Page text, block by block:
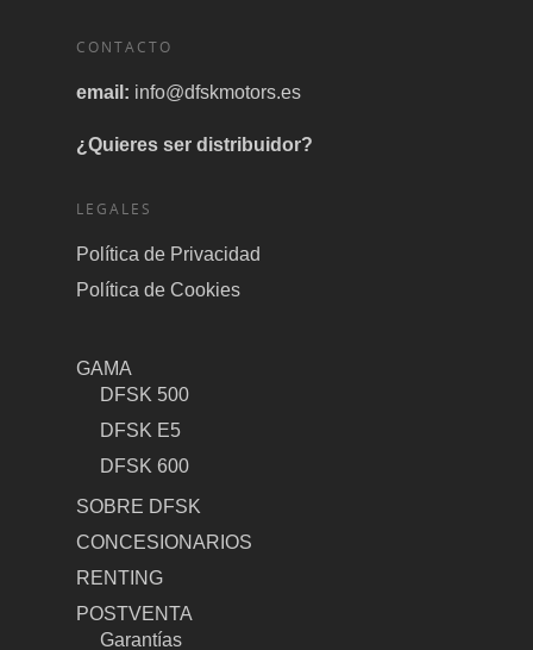
CONTACTO
email: info@dfskmotors.es
¿Quieres ser distribuidor?
LEGALES
Política de Privacidad
Política de Cookies
GAMA
DFSK 500
DFSK E5
DFSK 600
SOBRE DFSK
CONCESIONARIOS
RENTING
POSTVENTA
Garantías